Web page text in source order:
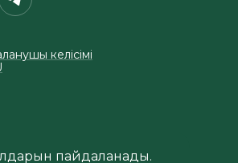
келісімі
пайдаланады.